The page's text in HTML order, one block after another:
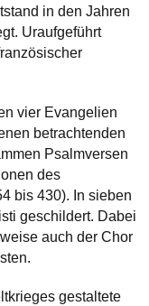
in den Jahren
Uraufgeführt
vier Evangelien
betrachtenden
Psalmversen
des
bis 430). In sieben
geschildert. Dabei
auch der Chor
gestaltete